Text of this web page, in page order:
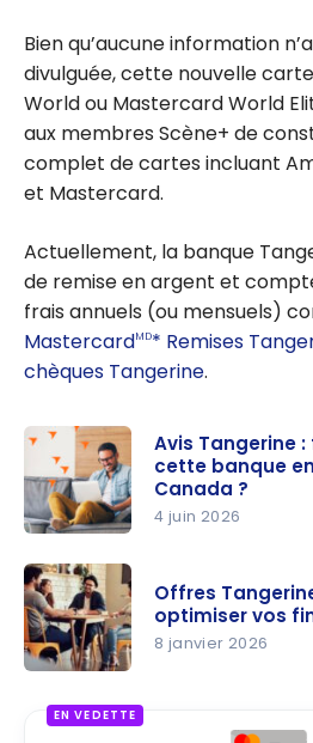
Bien qu’aucune information
divulguée, cette nouvelle
World ou Mastercard World
aux membres Scène+ de
complet de cartes incluant
et Mastercard.
Actuellement, la banque
de remise en argent et
frais annuels (ou mensuels)
MastercardMD* Remises
chèques Tangerine.
Tangerine :
faut-il
choisir
cette
banque en
ligne au
Avis Tangerine
cette banque
Canada ?
4 juin 2026
Tangerine :
Offres
optimiser vos
8 janvier 2026
EN VEDETTE